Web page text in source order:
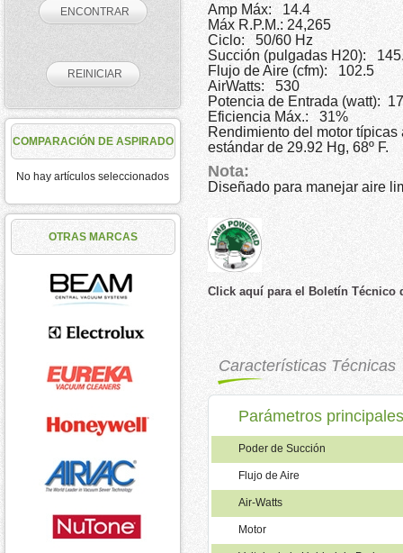
COMPARACIÓN DE ASPIRADO
No hay artículos seleccionados
OTRAS MARCAS
Amp Máx: 14.4
Máx R.P.M.: 24,265
Ciclo: 50/60 Hz
Succión (pulgadas H20):
Flujo de Aire (cfm): 102.5
AirWatts: 530
Potencia de Entrada (watt):
Eficiencia Máx.: 31%
Rendimiento del motor
estándar de 29.92 Hg, 68º F.
Nota:
Diseñado para manejar aire
Click aquí para el Boletín Técnico
Características Técnicas
Parámetros principales
Poder de Succión
Flujo de Aire
Air-Watts
Motor